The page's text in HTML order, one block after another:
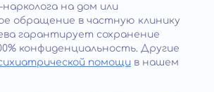
на дом или
обращение в частную клинику
гарантирует сохранение
конфиденциальность. Другие
помощи в нашем